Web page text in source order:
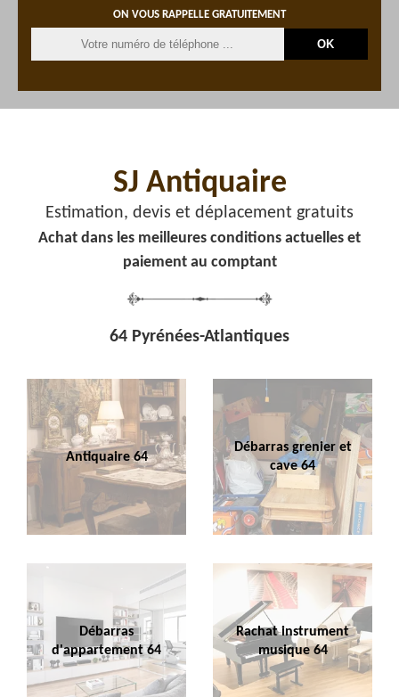
ON VOUS RAPPELLE GRATUITEMENT
SJ Antiquaire
Estimation, devis et déplacement gratuits
Achat dans les meilleures conditions actuelles et
paiement au comptant
64 Pyrénées-Atlantiques
Antiquaire 64
Débarras grenier et
cave 64
Débarras
d'appartement 64
Rachat instrument
musique 64